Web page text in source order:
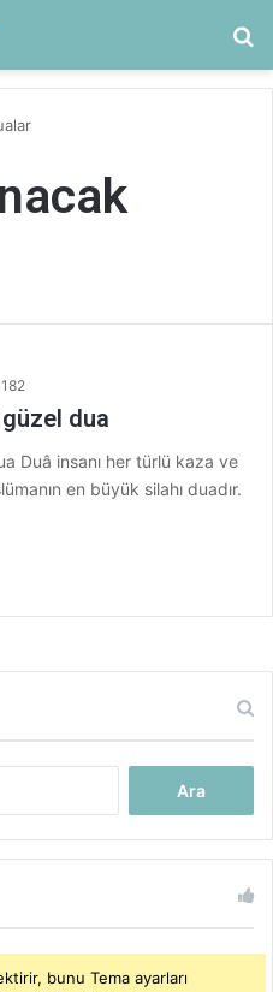
182
dua
Duâ insanı her türlü kaza ve
en büyük silahı duadır.
bunu Tema ayarları